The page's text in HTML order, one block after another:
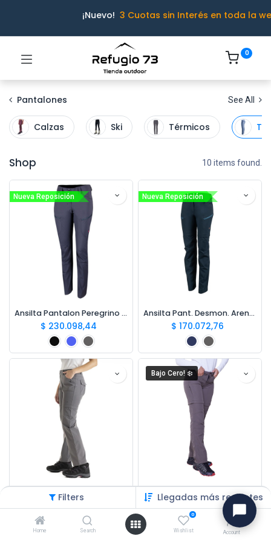
Filters Llegadas más recientes
Home Search
0
Wishlist Account
¡Nuevo! 3 Cuotas sin Interés en toda la
0
Pantalones See All
Calzas Ski Térmicos
Shop 10 items found.
Nueva Reposición
Ansilta Pantalon Peregrino 4 W
$ 230.098,44
Nueva Reposición
Ansilta Pant. Desmon. Arena 2 W
$ 170.072,76
126.003,59
Bajo Cero! ❄️
$ 62.305,07 103.841,78
Ivo · Refugio 73